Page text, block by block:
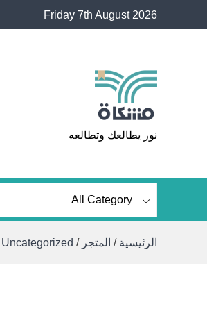
Friday 7th August 2026
مشكاة
نور يطالعك وتطالعه
الرئيسية / المتجر /
Uncategorized